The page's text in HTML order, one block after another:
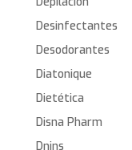
Desinfectantes
Desodorantes
Diatonique
Dietética
Disna Pharm
Dnins